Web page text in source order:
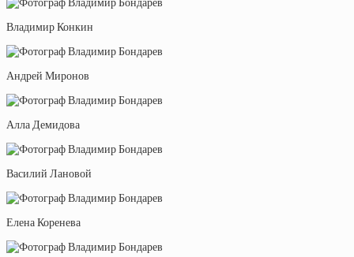
Владимир Конкин
Андрей Миронов
Алла Демидова
Василий Лановой
Елена Коренева